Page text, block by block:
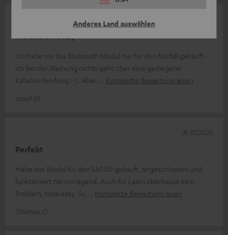
Anderes Land auswählen
Als add on okay
Ich habe mir das Bluetooth Modul nur für den Notfall gekauft -
ich bin der Meinung nichts geht über eine gediegene
Kabelverbindung :-). Aber
Komplette Bewertung lesen
Josef M.
Perfekt
Habe das Modul für den S6000 gekauft, angeschlossen und
funktioniert hervorragend. Auch für Laien überhaupt kein
Problem, total easy. Su
Komplette Bewertung lesen
Thomas O.
31.07.2025